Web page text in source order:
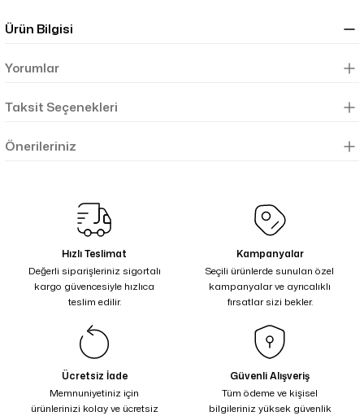
Ürün Bilgisi
Yorumlar
Taksit Seçenekleri
Önerileriniz
Hızlı Teslimat
Değerli siparişleriniz sigortalı
kargo güvencesiyle hızlıca
teslim edilir.
Kampanyalar
Seçili ürünlerde sunulan özel
kampanyalar ve ayrıcalıklı
fırsatlar sizi bekler.
Ücretsiz İade
Memnuniyetiniz için
ürünlerinizi kolay ve ücretsiz
Güvenli Alışveriş
Tüm ödeme ve kişisel
bilgileriniz yüksek güvenlik